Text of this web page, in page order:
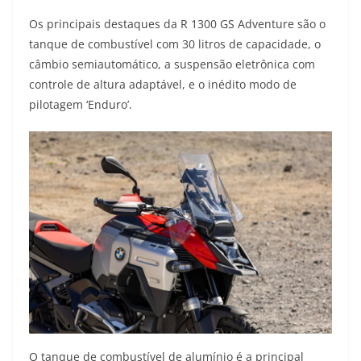
Os principais destaques da R 1300 GS Adventure são o
tanque de combustível com 30 litros de capacidade, o
câmbio semiautomático, a suspensão eletrônica com
controle de altura adaptável, e o inédito modo de
pilotagem ‘Enduro’.
O tanque de combustível de alumínio é a principal